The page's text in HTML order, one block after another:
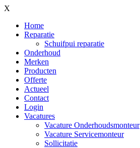
X
Home
Reparatie
Schuifpui reparatie
Onderhoud
Merken
Producten
Offerte
Actueel
Contact
Login
Vacatures
Vacature Onderhoudsmonteur
Vacature Servicemonteur
Sollicitatie